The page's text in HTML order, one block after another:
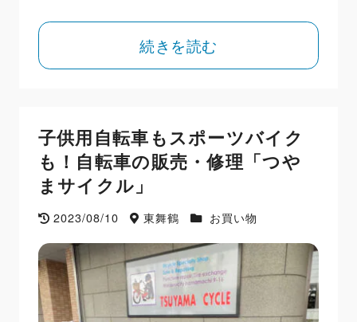
続きを読む
子供用自転車もスポーツバイク
も！自転車の販売・修理「つや
まサイクル」
2023/08/10 東舞鶴 お買い物